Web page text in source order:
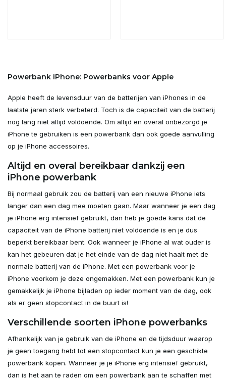
Powerbank iPhone: Powerbanks voor Apple
Apple heeft de levensduur van de batterijen van iPhones in de
laatste jaren sterk verbeterd. Toch is de capaciteit van de batterij
nog lang niet altijd voldoende. Om altijd en overal onbezorgd je
iPhone te gebruiken is een powerbank dan ook goede aanvulling
op je iPhone accessoires.
Altijd en overal bereikbaar dankzij een
iPhone powerbank
Bij normaal gebruik zou de batterij van een nieuwe iPhone iets
langer dan een dag mee moeten gaan. Maar wanneer je een dag
je iPhone erg intensief gebruikt, dan heb je goede kans dat de
capaciteit van de iPhone batterij niet voldoende is en je dus
beperkt bereikbaar bent. Ook wanneer je iPhone al wat ouder is
kan het gebeuren dat je het einde van de dag niet haalt met de
normale batterij van de iPhone. Met een powerbank voor je
iPhone voorkom je deze ongemakken. Met een powerbank kun je
gemakkelijk je iPhone bijladen op ieder moment van de dag, ook
als er geen stopcontact in de buurt is!
Verschillende soorten iPhone powerbanks
Afhankelijk van je gebruik van de iPhone en de tijdsduur waarop
je geen toegang hebt tot een stopcontact kun je een geschikte
powerbank kopen. Wanneer je je iPhone erg intensief gebruikt,
dan is het aan te raden om een powerbank aan te schaffen met